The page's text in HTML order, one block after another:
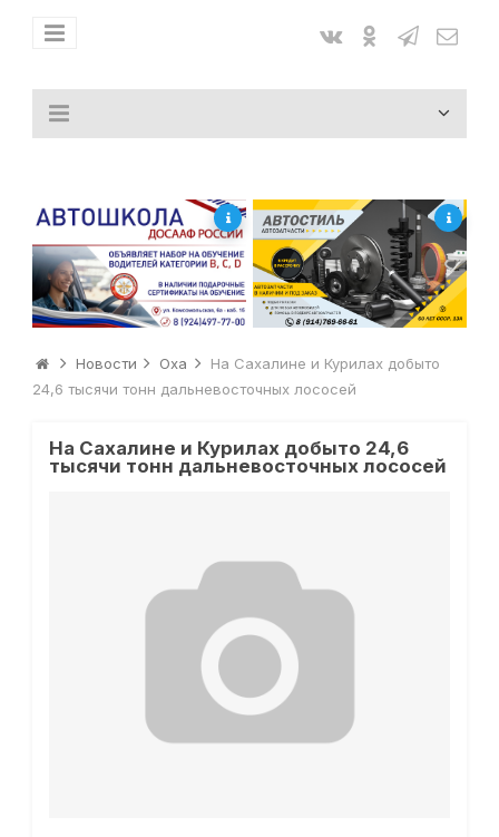
Новости Оха
На Сахалине и Курилах добыто
24,6 тысячи тонн дальневосточных лососей
На Сахалине и Курилах добыто 24,6
тысячи тонн дальневосточных лососей